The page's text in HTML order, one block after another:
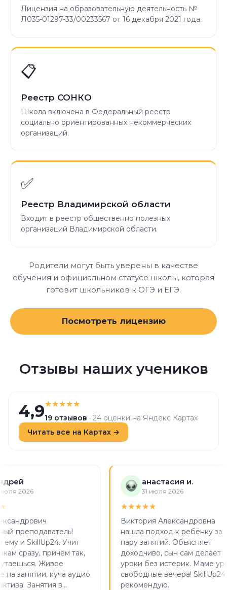
Лицензия на образовательную деятельность №
Л035-01297-33/00233567 от 16 декабря 2021 года.
📋
Реестр СОНКО
Школа включена в Федеральный реестр
социально ориентированных некоммерческих
организаций.
✅
Реестр Владимирской области
Входит в реестр общественно полезных
организаций Владимирской области.
Родители могут быть уверены в качестве
обучения и официальном статусе школы, которая
готовит школьников к ОГЭ и ЕГЭ.
Посмотреть лицензию
Отзывы наших учеников
4,919 отзывов · 24 оценки на Яндекс Картах
Читать все на Картах →
2026
и SkillUp24. Учит
причём так,
Живое
куча аудио
Занятия в
анастасия и.
31 июля 2026
Виктория Александровна
нашла подход к ребёнку за
пару занятий. Объясняет
доходчиво, сын сам делает
уроки без истерик. Маме ура,
свободные вечера! SkillUp24
рекомендую.